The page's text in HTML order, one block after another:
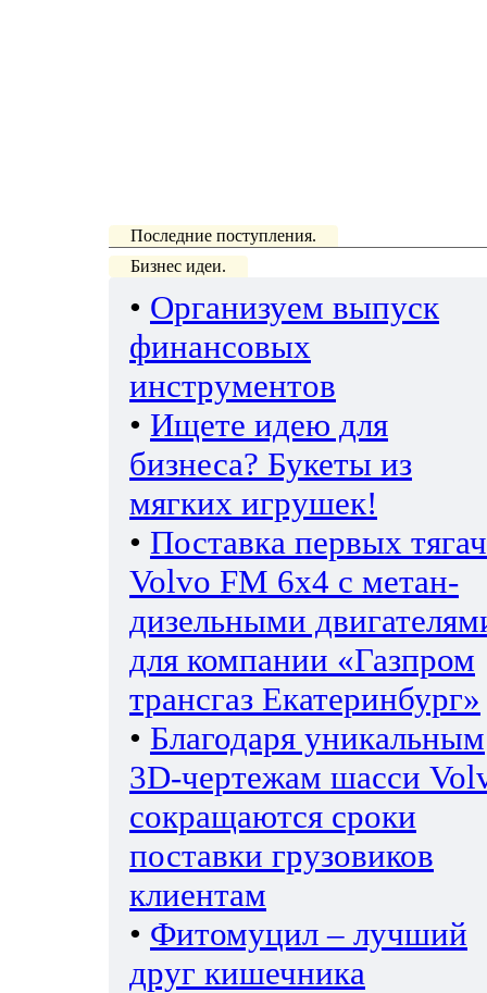
Последние поступления.
Бизнес идеи.
• Организуем выпуск
финансовых
инструментов
• Ищете идею для
бизнеса? Букеты из
мягких игрушек!
• Поставка первых
Volvo FM 6х4 с метан-
дизельными
для компании «Газпром
трансгаз Екатеринбург»
• Благодаря уникальным
3D-чертежам шасси
сокращаются сроки
поставки грузовиков
клиентам
• Фитомуцил – лучший
друг кишечника